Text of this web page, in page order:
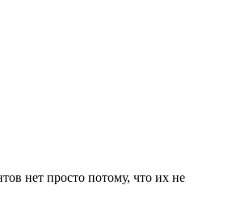
нет просто потому, что их не